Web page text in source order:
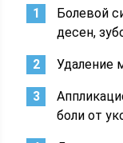
Болевой
десен,
Удаление
боли от